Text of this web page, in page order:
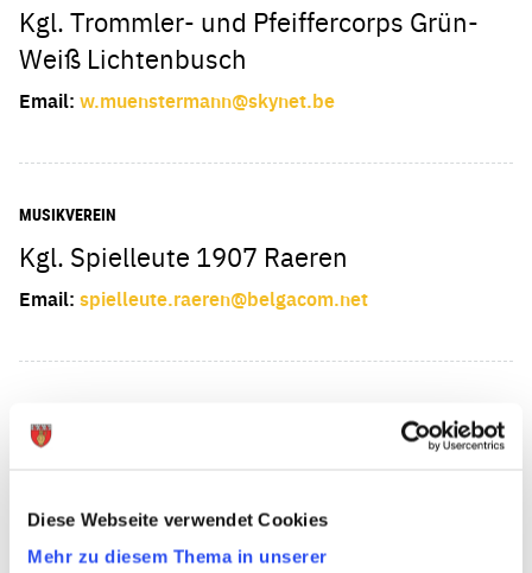
Diese Webseite verwendet Cookies
Mehr zu diesem Thema in unserer
Kgl. Trommler- und Pfeiffercorps Grün-
Weiß Lichtenbusch
Email: w.muenstermann@skynet.be
MUSIKVEREIN
Kgl. Spielleute 1907 Raeren
Email: spielleute.raeren@belgacom.net
Gesangverein Kirchenchor St. Cäcilia
Email: kirchenchor.hauset@outlook.be